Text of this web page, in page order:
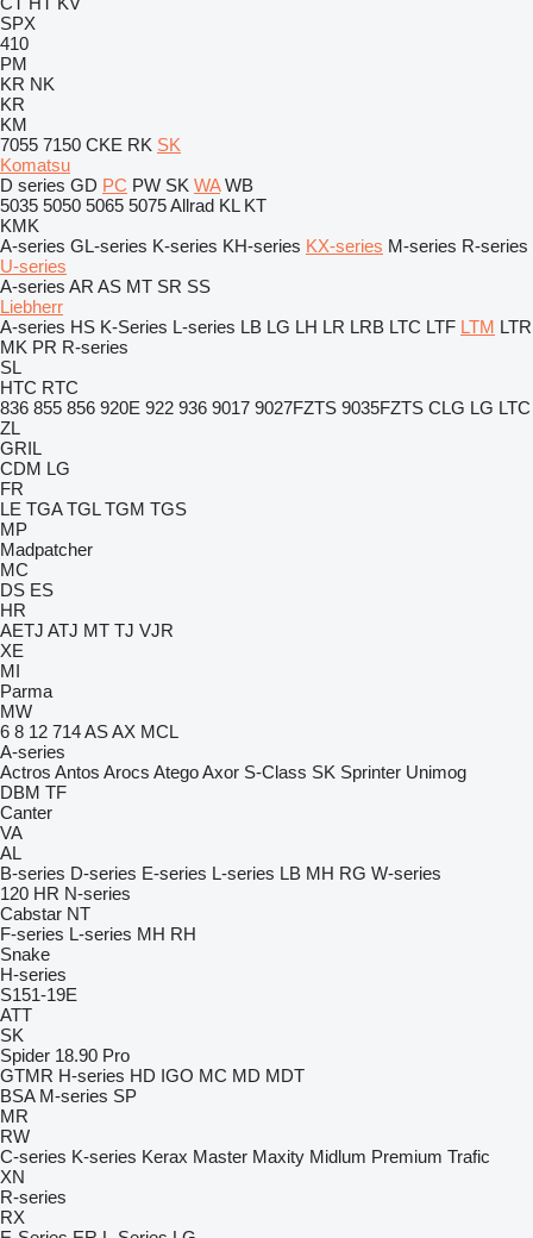
SPX
410
PM
KR NK
KR
KM
7055 7150 CKE RK SK
Komatsu
D series GD PC PW SK WA WB
5035 5050 5065 5075Allrad KL KT
KMK
A-series GL-series K-series KH-series KX-series M-series R-series
U-series
A-series AR AS MT SR SS
Liebherr
A-series HS K-Series L-series LB LG LH LR LRB LTC LTF LTM LTR
MK PR R-series
SL
HTC RTC
836 855 856 920E 922 936 9017 9027FZTS 9035FZTS CLG LG LTC
ZL
GRIL
CDM LG
FR
LE TGA TGL TGM TGS
MP
Madpatcher
MC
DS ES
HR
AETJ ATJ MT TJ VJR
XE
MI
Parma
MW
6 8 12 714ASAX MCL
A-series
Actros Antos Arocs AtegoAxor S-Class SK Sprinter Unimog
DBM TF
Canter
VA
AL
B-series D-series E-series L-series LB MH RG W-series
120 HR N-series
Cabstar NT
F-series L-series MH RH
Snake
H-series
S151-19E
ATT
SK
Spider 18.90 Pro
GTMR H-series HD IGO MC MD MDT
BSA M-series SP
MR
RW
C-series K-series Kerax Master Maxity Midlum Premium Trafic
XN
R-series
RX